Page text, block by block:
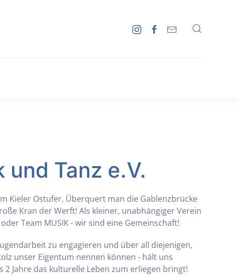
Tanz e.V.
Kieler Ostufer. Überquert man die Gablenzbrücke
Kran der Werft! Als kleiner, unabhängiger Verein
Team MUSIK - wir sind eine Gemeinschaft!
zu engagieren und über all diejenigen,
unser Eigentum nennen können - hält uns
2 Jahre das kulturelle Leben zum erliegen bringt!